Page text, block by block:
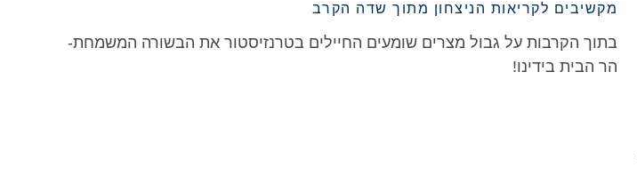
מקשיבים לקריאות הניצחון מתוך שדה הקרב
בתוך הקרבות על גבול מצרים שומעים החיילים בטרנזיסטור את הבשורה המשמחת-
הר הבית בידינו!